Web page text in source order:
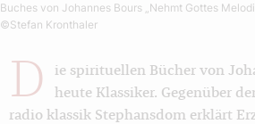
Buches von Johannes Bours „Nehmt Gottes
©Stefan Kronthaler
D
ie spirituellen Bücher von
heute Klassiker. Gegenüber
radio klassik Stephansdom erklärt